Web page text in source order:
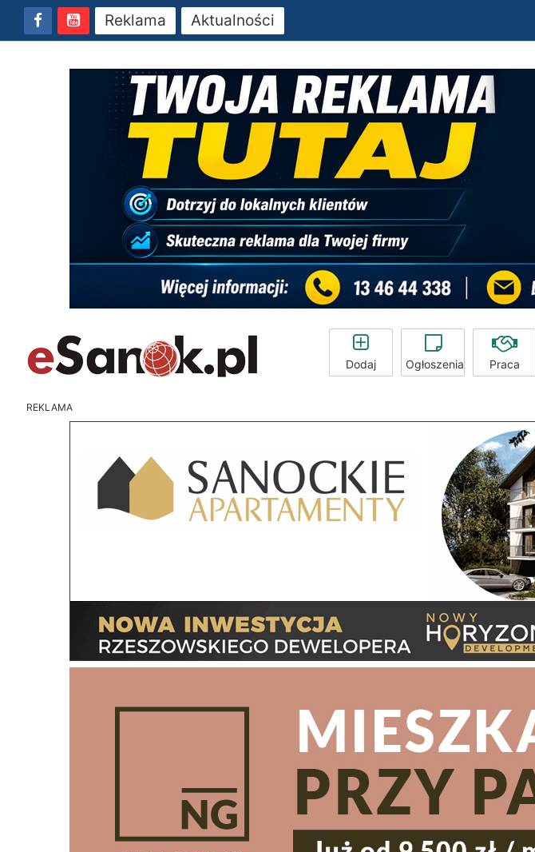
Reklama Aktualności
Dodaj Ogłoszenia Praca
REKLAMA